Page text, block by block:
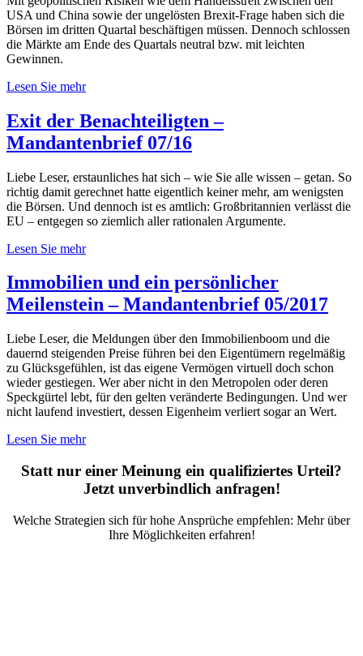
USA und China sowie der ungelösten Brexit-Frage haben sich die
Börsen im dritten Quartal beschäftigen müssen. Dennoch schlossen
die Märkte am Ende des Quartals neutral bzw. mit leichten
Gewinnen.
Lesen Sie mehr
Exit der Benachteiligten –
Mandantenbrief 07/16
Liebe Leser, erstaunliches hat sich – wie Sie alle wissen – getan. So
richtig damit gerechnet hatte eigentlich keiner mehr, am wenigsten
die Börsen. Und dennoch ist es amtlich: Großbritannien verlässt die
EU – entgegen so ziemlich aller rationalen Argumente.
Lesen Sie mehr
Immobilien und ein persönlicher
Meilenstein – Mandantenbrief 05/2017
Liebe Leser, die Meldungen über den Immobilienboom und die
dauernd steigenden Preise führen bei den Eigentümern regelmäßig
zu Glücksgefühlen, ist das eigene Vermögen virtuell doch schon
wieder gestiegen. Wer aber nicht in den Metropolen oder deren
Speckgürtel lebt, für den gelten veränderte Bedingungen. Und wer
nicht laufend investiert, dessen Eigenheim verliert sogar an Wert.
Lesen Sie mehr
Statt nur einer Meinung ein qualifiziertes Urteil?
Jetzt unverbindlich anfragen!
Welche Strategien sich für hohe Ansprüche empfehlen: Mehr über
Ihre Möglichkeiten erfahren!